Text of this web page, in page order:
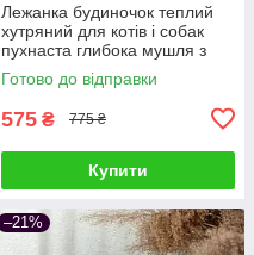
Лежанка будиночок теплий
хутряний для котів і собак
пухнаста глибока мушля з
капюшоном 40
Готово до відправки
575 ₴ 775 ₴
Купити
–21%